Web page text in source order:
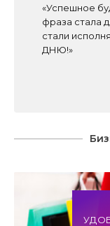
«Успешное
фраза стала
стали
ДНЮ!»